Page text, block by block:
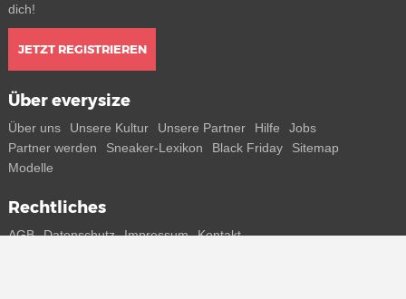
dich!
JETZT REGISTRIEREN
Über everysize
Über uns Unsere Kultur Unsere Partner Hilfe
Jobs
Partner werden
Sneaker-Lexikon Black Friday
Sitemap
Modelle
Rechtliches
AGB Datenschutz Impressum Kontakt